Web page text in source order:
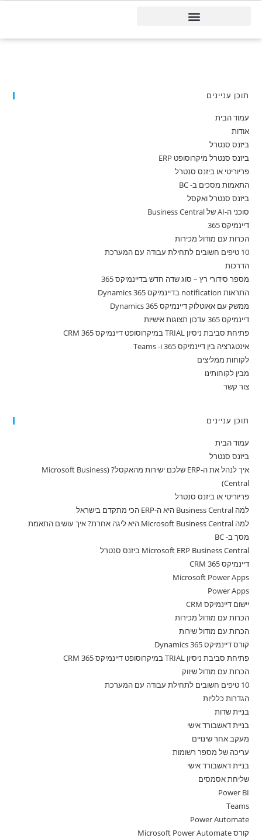
תוכן עניינים
עמוד הבית
אודות
ביזנס סנטרל
ביזנס סנטרל מיקרוסופט ERP
פריוריטי או ביזנס סנטרל
התאמות מסכים ב- BC
ביזנס סנטרל ואקסל
סוכני ה-AI של Business Central
דיינמיקס 365
הכרות עם מודול מכירות
10 טיפים חשובים לתחילת עבודה עם המערכת
הדרכות
מספר סידורי רץ – סוג שדה חדש בדיינמיקס 365
התראות notification בדיינמיקס 365 Dynamics
ממשק עם אאוטלוק דיינמיקס 365 Dynamics
דיינמיקס 365 עדכון תצוגות אישיות
פתיחת סביבת ניסיון TRIAL במיקרוסופט דיינמיקס 365 CRM
אינטגרציה בין דיינמיקס 365 ו- Teams
לקוחות ממליצים
מבין לקוחותינו
צור קשר
תוכן עניינים
עמוד הבית
ביזנס סנטרל
איך לנהל את ה-ERP שלכם ישירות מהאקסל? (Microsoft Business
Central)
פריוריטי או ביזנס סנטרל
למה Business Central היא ה-ERP הכי מתקדם בישראל
למה Microsoft Business Central היא ליגה אחרת? איך עושים התאמת
מסך ב- BC
Microsoft ERP Business Central ביזנס סנטרל
דיינמיקס 365 CRM
Microsoft Power Apps
Power Apps
יישום דיינמיקס CRM
הכרות עם מודול מכירות
הכרות עם מודול שירות
קורס דיינמיקס 365 Dynamics
פתיחת סביבת ניסיון TRIAL במיקרוסופט דיינמיקס 365 CRM
הכרות עם מודול שיווק
10 טיפים חשובים לתחילת עבודה עם המערכת
הגדרות כלליות
בניית שדות
בניית דאשבורד אישי
מעקב אחר שינויים
עריכה של מספר רשומות
בניית דאשבורד אישי
שליחת אסמסים
Power BI
Teams
Power Automate
קורס Microsoft Power Automate